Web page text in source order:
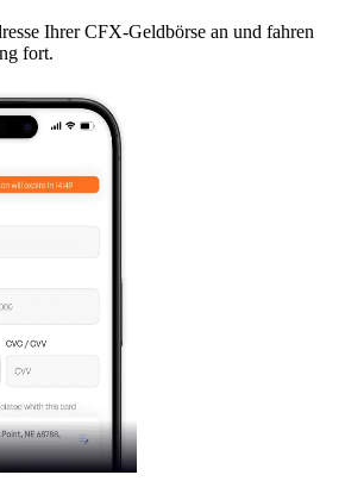
Ihrer CFX-Geldbörse an und fahren
fort.